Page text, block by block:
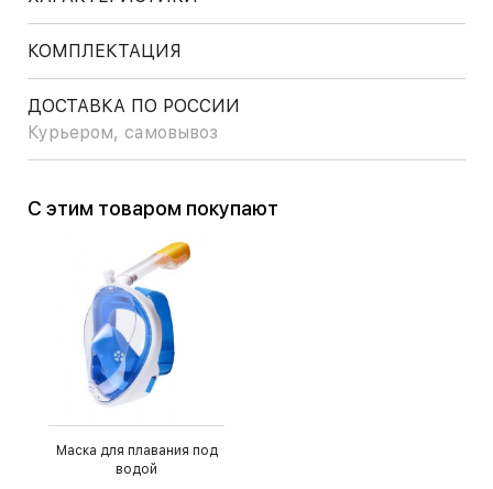
КОМПЛЕКТАЦИЯ
ДОСТАВКА ПО РОССИИ
Курьером, самовывоз
С этим товаром покупают
Маска для плавания под
водой